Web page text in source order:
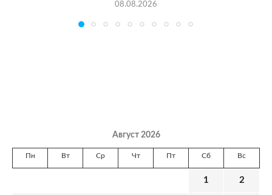
08.08.2026
Август 2026
Пн Вт Ср Чт Пт Сб Вс
1 2